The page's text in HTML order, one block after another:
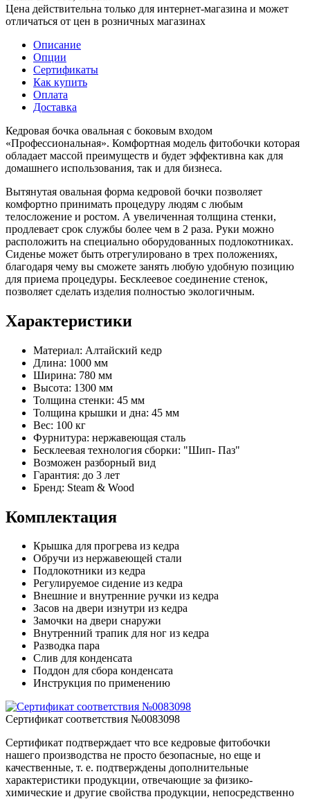
Цена действительна только для интернет-магазина и может
отличаться от цен в розничных магазинах
Описание
Опции
Сертификаты
Как купить
Оплата
Доставка
Кедровая бочка овальная с боковым входом
«Профессиональная». Комфортная модель фитобочки которая
обладает массой преимуществ и будет эффективна как для
домашнего использования, так и для бизнеса.
Вытянутая овальная форма кедровой бочки позволяет
комфортно принимать процедуру людям с любым
телосложение и ростом. А увеличенная толщина стенки,
продлевает срок службы более чем в 2 раза. Руки можно
расположить на специально оборудованных подлокотниках.
Сиденье может быть отрегулировано в трех положениях,
благодаря чему вы сможете занять любую удобную позицию
для приема процедуры. Бесклеевое соединение стенок,
позволяет сделать изделия полностью экологичным.
Характеристики
Материал: Алтайский кедр
Длина: 1000 мм
Ширина: 780 мм
Высота: 1300 мм
Толщина стенки: 45 мм
Толщина крышки и дна: 45 мм
Вес: 100 кг
Фурнитура: нержавеющая сталь
Бесклеевая технология сборки: "Шип- Паз"
Возможен разборный вид
Гарантия: до 3 лет
Бренд: Steam & Wood
Комплектация
Крышка для прогрева из кедра
Обручи из нержавеющей стали
Подлокотники из кедра
Регулируемое сидение из кедра
Внешние и внутренние ручки из кедра
Засов на двери изнутри из кедра
Замочки на двери снаружи
Внутренний трапик для ног из кедра
Разводка пара
Слив для конденсата
Поддон для сбора конденсата
Инструкция по применению
Сертификат соответствия №0083098
Сертификат подтверждает что все кедровые фитобочки
нашего производства не просто безопасные, но еще и
качественные, т. е. подтверждены дополнительные
характеристики продукции, отвечающие за физико-
химические и другие свойства продукции, непосредственно